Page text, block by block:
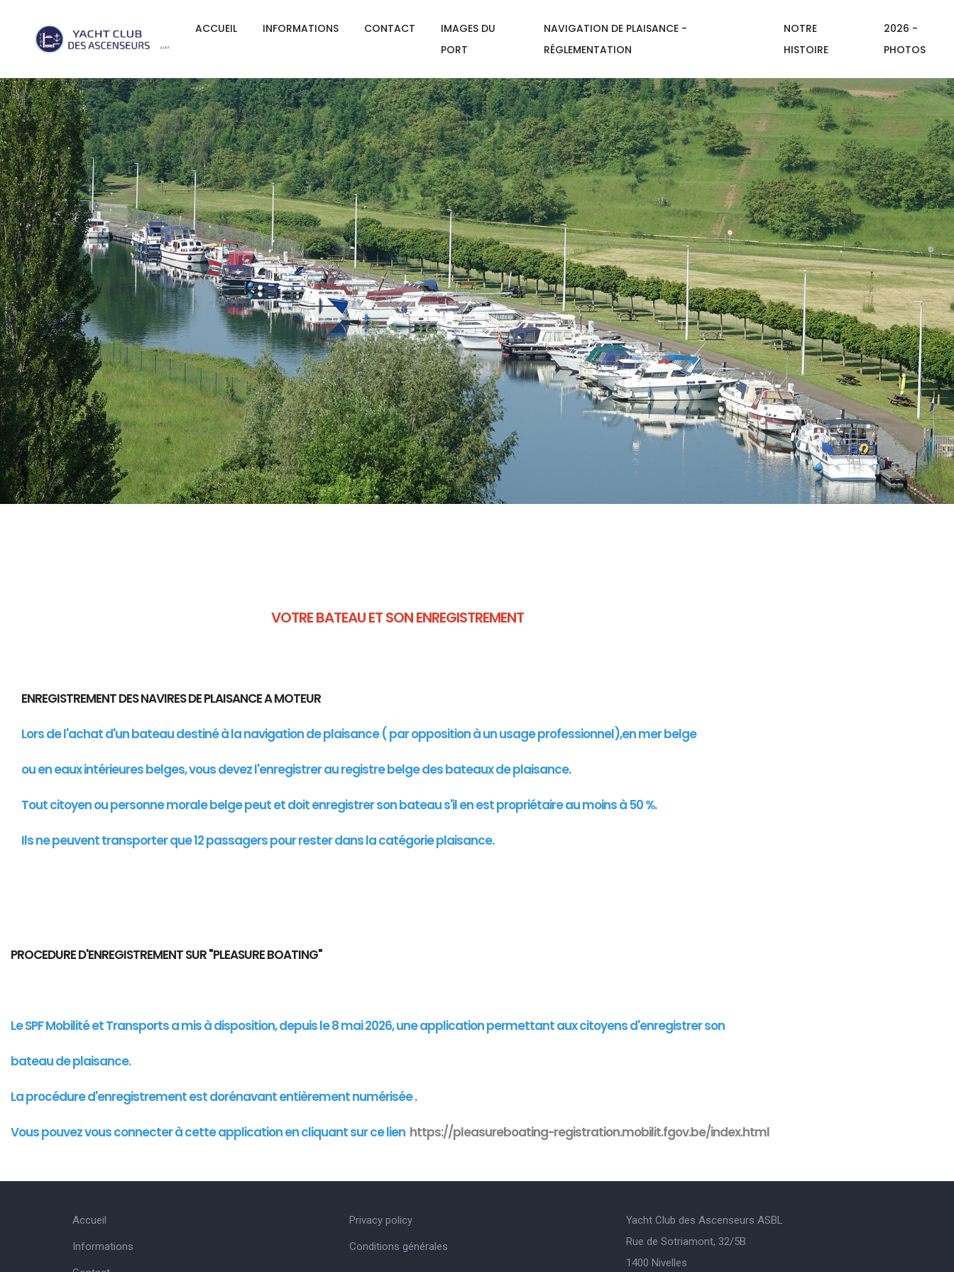
ACCUEIL INFORMATIONS CONTACT
IMAGES DU
PORT
NAVIGATION DE PLAISANCE -
RÉGLEMENTATION
NOTRE
HISTOIRE
2026 -
PHOTOS
VOTRE BATEAU ET SON ENREGISTREMENT
ENREGISTREMENT DES NAVIRES DE PLAISANCE A MOTEUR
Lors de l'achat d'un bateau destiné à la navigation de plaisance ( par opposition à un usage professionnel),en mer belge
ou en eaux intérieures belges, vous devez l'enregistrer au registre belge des bateaux de plaisance.
Tout citoyen ou personne morale belge peut et doit enregistrer son bateau s'il en est propriétaire au moins à 50 %.
Ils ne peuvent transporter que 12 passagers pour rester dans la catégorie plaisance.
PROCEDURE D'ENREGISTREMENT SUR "PLEASURE BOATING"
Le SPF Mobilité et Transports a mis à disposition, depuis le 8 mai 2026, une application permettant aux citoyens d'enregistrer son
bateau de plaisance.
La procédure d'enregistrement est dorénavant entièrement numérisée .
Vous pouvez vous connecter à cetteapplicationen cliquant sur ce lien https://pleasureboating-registration.mobilit.fgov.be/index.html
Accueil
Informations
Privacy policy
Conditions générales
Yacht Club des Ascenseurs ASBL
Rue de Sotriamont, 32/5B
1400 Nivelles